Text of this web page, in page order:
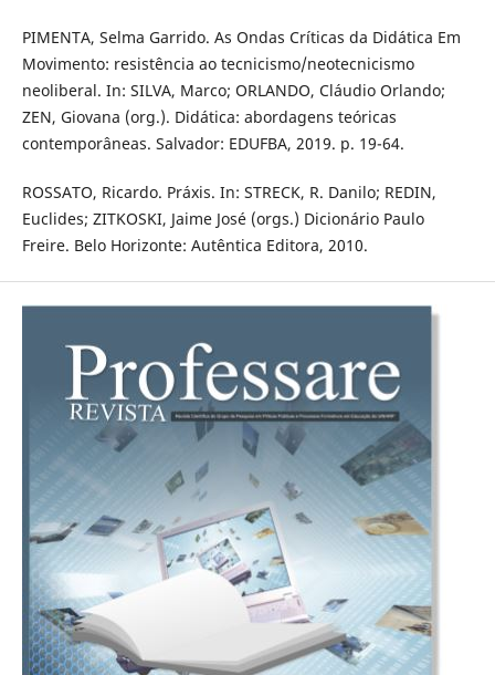
PIMENTA, Selma Garrido. As Ondas Críticas da Didática Em
Movimento: resistência ao tecnicismo/neotecnicismo
neoliberal. In: SILVA, Marco; ORLANDO, Cláudio Orlando;
ZEN, Giovana (org.). Didática: abordagens teóricas
contemporâneas. Salvador: EDUFBA, 2019. p. 19-64.
ROSSATO, Ricardo. Práxis. In: STRECK, R. Danilo; REDIN,
Euclides; ZITKOSKI, Jaime José (orgs.) Dicionário Paulo
Freire. Belo Horizonte: Autêntica Editora, 2010.